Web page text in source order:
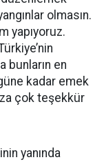
olmasın.
yapıyoruz.
bunların en
kadar emek
çok teşekkür
yanında